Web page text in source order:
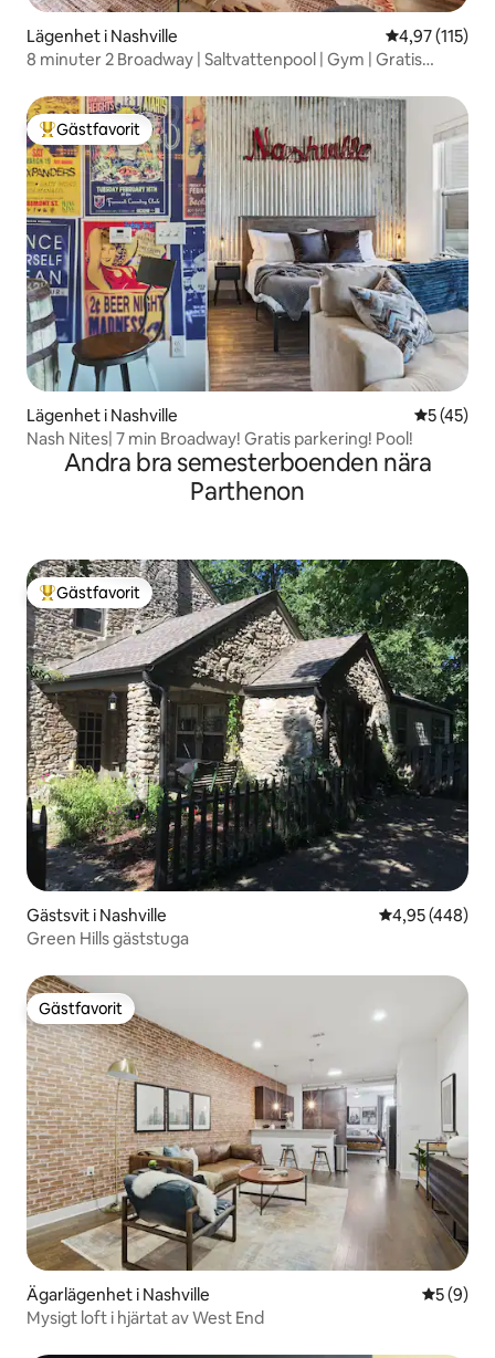
Lägenhet i Nashville 4,97 av 5 i
4,97 (115)
8 minuter 2 Broadway | Saltvattenpool | Gym | Gratis
Populär gästfavorit
Gästfavorit
Lägenhet i Nashville 5 av 5 i
5 (45)
Nash Nites| 7 min Broadway! Gratis parkering! Pool!
Andra bra semesterboenden nära
Parthenon
Populär gästfavorit
Gästfavorit
Gästsvit i Nashville 4,95 av 5 i
4,95 (448)
Green Hills gäststuga
Gästfavorit
Gästfavorit
Ägarlägenhet i Nashville 5 av 5 i
5 (9)
Mysigt loft i hjärtat av West End